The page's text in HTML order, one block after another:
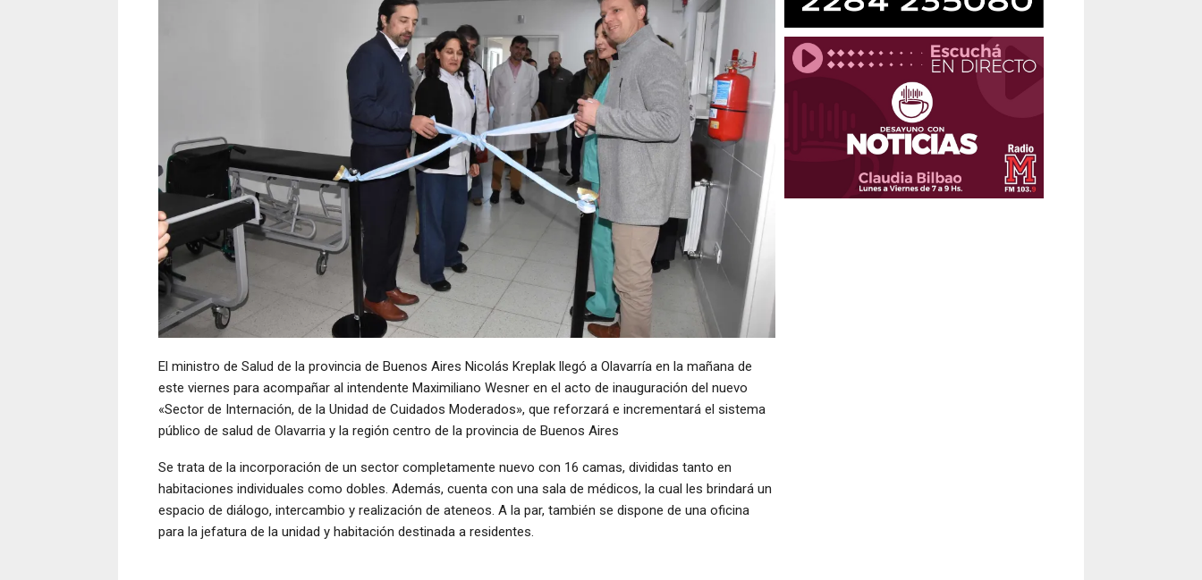
El ministro de Salud de la provincia de Buenos Aires Nicolás Kreplak llegó a Olavarría en la mañana de
este viernes para acompañar al intendente Maximiliano Wesner en el acto de inauguración del nuevo
«Sector de Internación, de la Unidad de Cuidados Moderados», que reforzará e incrementará el sistema
público de salud de Olavarria y la región centro de la provincia de Buenos Aires
Se trata de la incorporación de un sector completamente nuevo con 16 camas, divididas tanto en
habitaciones individuales como dobles. Además, cuenta con una sala de médicos, la cual les brindará un
espacio de diálogo, intercambio y realización de ateneos. A la par, también se dispone de una oficina
para la jefatura de la unidad y habitación destinada a residentes.